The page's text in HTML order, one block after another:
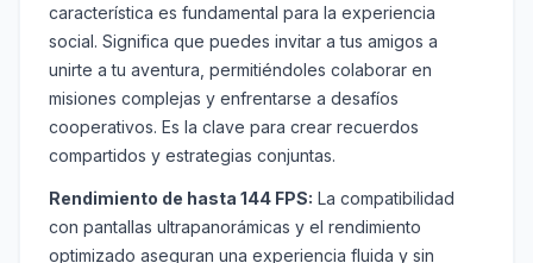
característica es fundamental para la experiencia
social. Significa que puedes invitar a tus amigos a
unirte a tu aventura, permitiéndoles colaborar en
misiones complejas y enfrentarse a desafíos
cooperativos. Es la clave para crear recuerdos
compartidos y estrategias conjuntas.
Rendimiento de hasta 144 FPS: La compatibilidad
con pantallas ultrapanorámicas y el rendimiento
optimizado aseguran una experiencia fluida y sin